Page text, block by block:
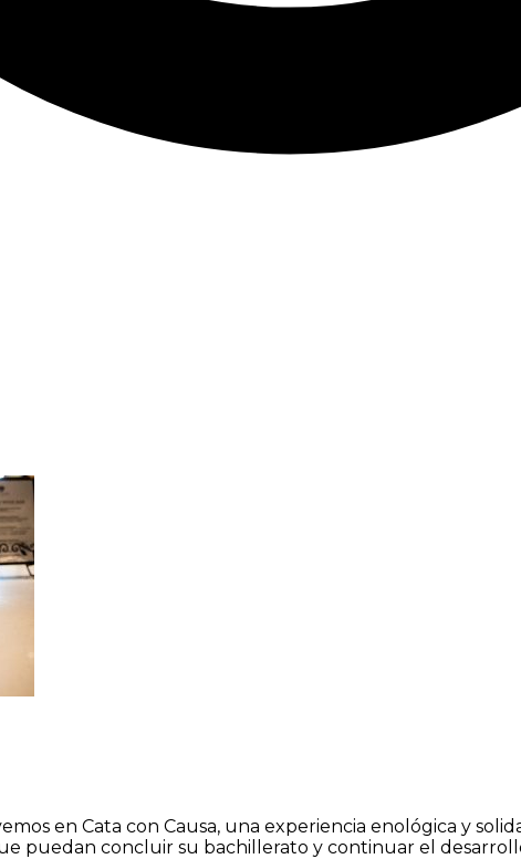
en Cata con Causa, una experiencia enológica y
puedan concluir su bachillerato y continuar el